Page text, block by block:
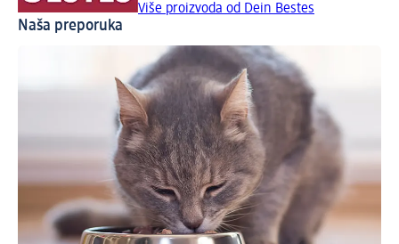
Više proizvoda od Dein Bestes
Naša preporuka